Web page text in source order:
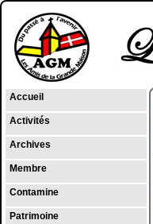
Accueil
Activités
Archives
Membre
Contamine
Patrimoine